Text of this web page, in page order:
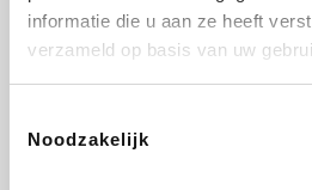
informatie die u aan ze heeft
verzameld op basis van uw
Noodzakelijk
Sarenza Interhome